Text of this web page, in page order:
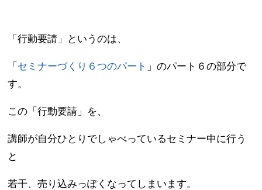
「行動要請」というのは、
「 セミナーづくり６つのパート 」のパート６の部分で
す。
この「行動要請」を、
講師が自分ひとりでしゃべっているセミナー中に行う
と
若干、売り込みっぽくなってしまいます。